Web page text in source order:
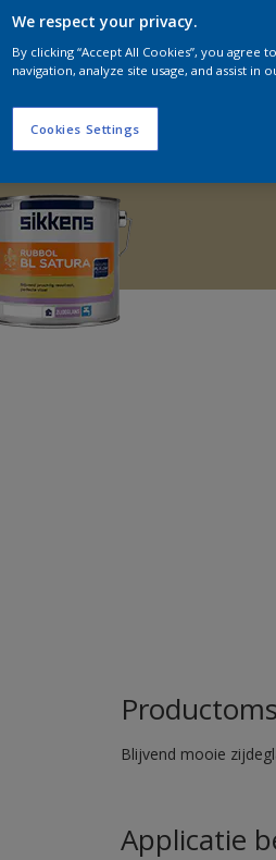
Blijvend mooie
Applicatie
We respect your privacy.
By clicking “Accept All Cookies”, you
navigation, analyze site usage, and assist in
Cookies Settings